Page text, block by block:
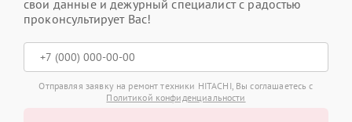
свои данные и дежурный специалист с радостью
проконсультирует Вас!
Отправляя заявку на ремонт техники HITACHI, Вы соглашаетесь с
Политикой конфиденциальности